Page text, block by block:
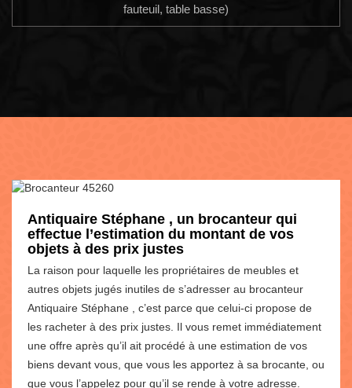
fauteuil, table basse)
Antiquaire Stéphane , un brocanteur qui
effectue l’estimation du montant de vos
objets à des prix justes
La raison pour laquelle les propriétaires de meubles et
autres objets jugés inutiles de s’adresser au brocanteur
Antiquaire Stéphane , c’est parce que celui-ci propose de
les racheter à des prix justes. Il vous remet immédiatement
une offre après qu’il ait procédé à une estimation de vos
biens devant vous, que vous les apportez à sa brocante, ou
que vous l’appelez pour qu’il se rende à votre adresse.